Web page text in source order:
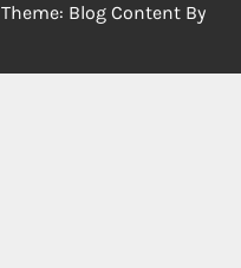
Theme: Blog Content By